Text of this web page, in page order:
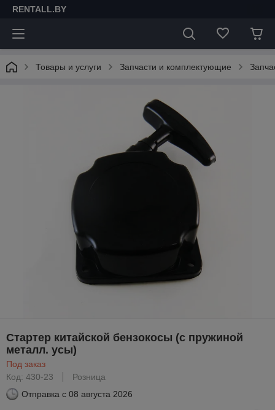
RENTALL.BY
Товары и услуги Запчасти и комплектующие
Стартер китайской бензокосы (с пружиной
металл. усы)
Под заказ
Код: 430-23
Розница
Отправка с 08 августа 2026